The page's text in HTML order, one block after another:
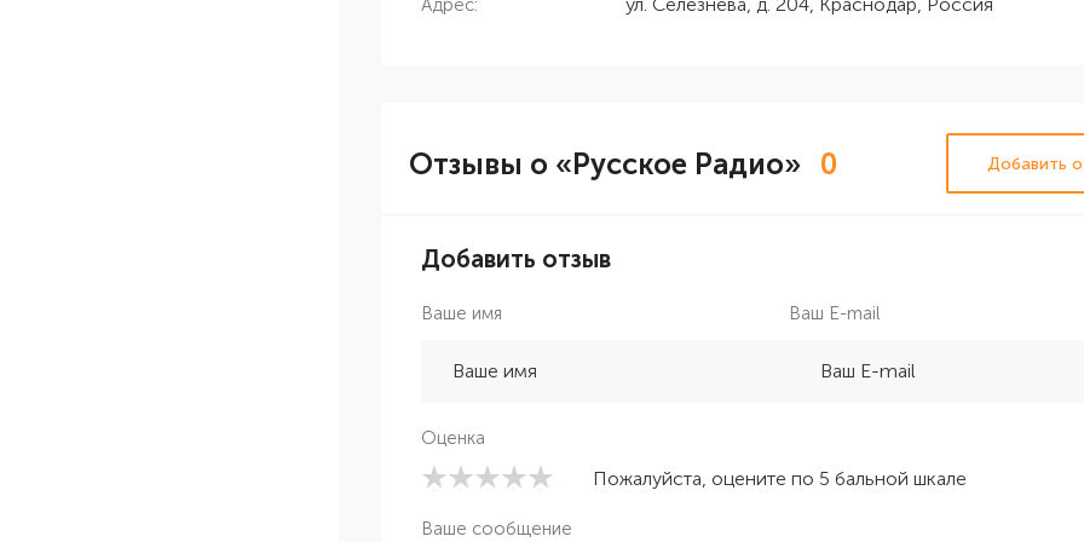
Адрес:
Отзывы о «Русское Радио» 0 Добавить
Добавить отзыв
Ваше имя Ваш E-mail
Оценка
Пожалуйста, оцените по 5 бальной шкале
Ваше сообщение